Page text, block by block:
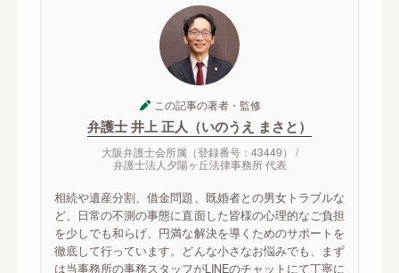
この記事の著者・監修
弁護士 井上 正人（いのうえ まさと）
大阪弁護士会所属（登録番号：43449） /
弁護士法人夕陽ヶ丘法律事務所 代表
相続や遺産分割、借金問題、既婚者との男女トラブルな
ど、日常の不測の事態に直面した皆様の心理的なご負担
を少しでも和らげ、円満な解決を導くためのサポートを
徹底して行っています。どんな小さなお悩みでも、まず
は当事務所の事務スタッフがLINEのチャットにて丁寧に